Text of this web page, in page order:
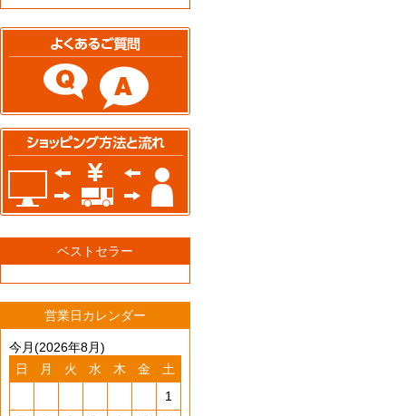
ベストセラー
営業日カレンダー
今月(2026年8月)
日
月 火 水 木 金
土
1